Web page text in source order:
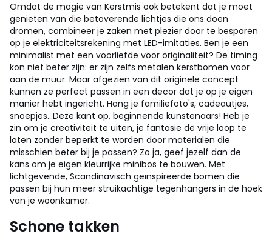
Omdat de magie van Kerstmis ook betekent dat je moet
genieten van die betoverende lichtjes die ons doen
dromen, combineer je zaken met plezier door te besparen
op je elektriciteitsrekening met LED-imitaties. Ben je een
minimalist met een voorliefde voor originaliteit? De timing
kon niet beter zijn: er zijn zelfs metalen kerstbomen voor
aan de muur. Maar afgezien van dit originele concept
kunnen ze perfect passen in een decor dat je op je eigen
manier hebt ingericht. Hang je familiefoto's, cadeautjes,
snoepjes...Deze kant op, beginnende kunstenaars! Heb je
zin om je creativiteit te uiten, je fantasie de vrije loop te
laten zonder beperkt te worden door materialen die
misschien beter bij je passen? Zo ja, geef jezelf dan de
kans om je eigen kleurrijke minibos te bouwen. Met
lichtgevende, Scandinavisch geïnspireerde bomen die
passen bij hun meer struikachtige tegenhangers in de hoek
van je woonkamer.
Schone takken